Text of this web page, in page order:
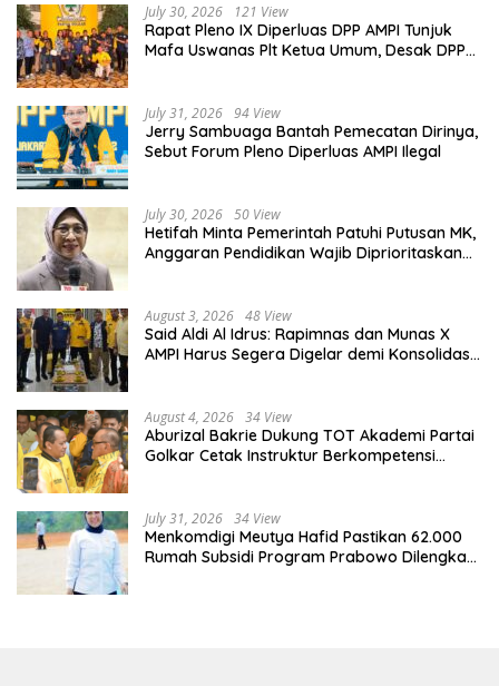
July 30, 2026 121 View
Rapat Pleno IX Diperluas DPP AMPI Tunjuk
Mafa Uswanas Plt Ketua Umum, Desak DPP
July 31, 2026 94 View
Jerry Sambuaga Bantah Pemecatan Dirinya,
Sebut Forum Pleno Diperluas AMPI Ilegal
July 30, 2026 50 View
Hetifah Minta Pemerintah Patuhi Putusan MK,
Anggaran Pendidikan Wajib Diprioritaskan
August 3, 2026 48 View
Said Aldi Al Idrus: Rapimnas dan Munas X
AMPI Harus Segera Digelar demi Konsolidasi
August 4, 2026 34 View
Aburizal Bakrie Dukung TOT Akademi Partai
Golkar Cetak Instruktur Berkompetensi
July 31, 2026 34 View
Menkomdigi Meutya Hafid Pastikan 62.000
Rumah Subsidi Program Prabowo Dilengkapi